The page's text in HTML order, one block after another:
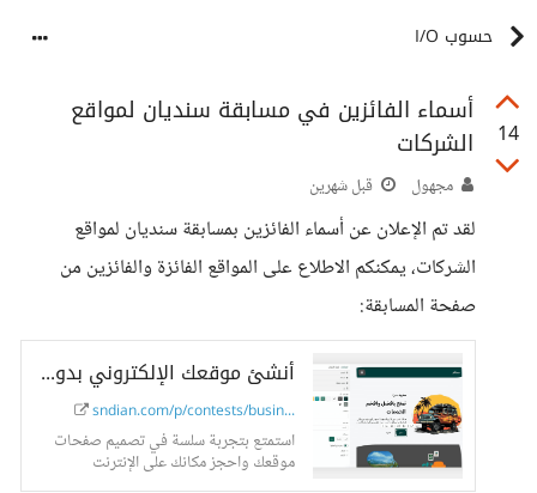
حسوب I/O
14
أسماء الفائزين في مسابقة سنديان لمواقع
الشركات
مجهول قبل شهرين
لقد تم الإعلان عن أسماء الفائزين بمسابقة سنديان لمواقع
الشركات، يمكنكم الاطلاع على المواقع الفائزة والفائزين من
صفحة المسابقة:
أنشئ موقعك الإلكتروني بدون خبرة برمجية
sndian.com/p/contests/busin...
استمتع بتجربة سلسة في تصميم صفحات
موقعك واحجز مكانك على الإنترنت